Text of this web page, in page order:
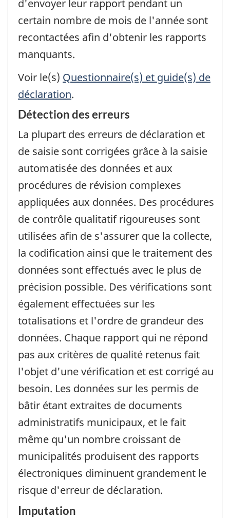
d'envoyer leur rapport pendant un
certain nombre de mois de l'année sont
recontactées afin d'obtenir les rapports
manquants.
Voir le(s) Questionnaire(s) et guide(s) de
déclaration.
Détection des erreurs
La plupart des erreurs de déclaration et
de saisie sont corrigées grâce à la saisie
automatisée des données et aux
procédures de révision complexes
appliquées aux données. Des procédures
de contrôle qualitatif rigoureuses sont
utilisées afin de s'assurer que la collecte,
la codification ainsi que le traitement des
données sont effectués avec le plus de
précision possible. Des vérifications sont
également effectuées sur les
totalisations et l'ordre de grandeur des
données. Chaque rapport qui ne répond
pas aux critères de qualité retenus fait
l'objet d'une vérification et est corrigé au
besoin. Les données sur les permis de
bâtir étant extraites de documents
administratifs municipaux, et le fait
même qu'un nombre croissant de
municipalités produisent des rapports
électroniques diminuent grandement le
risque d'erreur de déclaration.
Imputation